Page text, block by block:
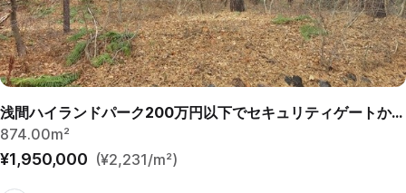
浅間ハイランドパーク200万円以下でセキュリティゲートから離れていて静かな土地
874.00m²
¥1,950,000 (¥2,231/m²)